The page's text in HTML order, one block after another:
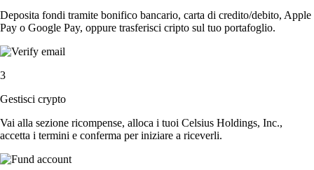
Deposita fondi tramite bonifico bancario, carta di credito/debito, Apple
Pay o Google Pay, oppure trasferisci cripto sul tuo portafoglio.
3
Gestisci crypto
Vai alla sezione ricompense, alloca i tuoi Celsius Holdings, Inc.,
accetta i termini e conferma per iniziare a riceverli.